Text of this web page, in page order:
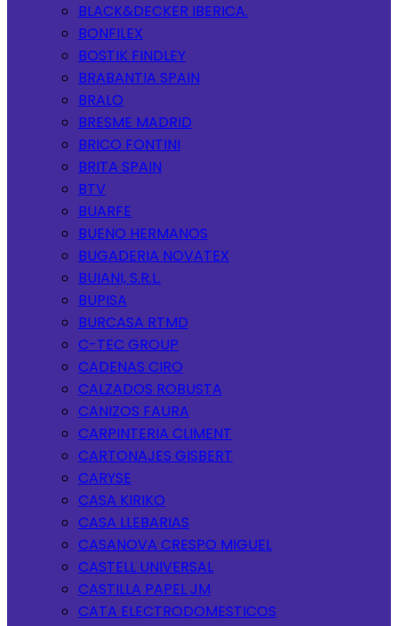
BLACK&DECKER IBERICA.
BONFILEX
BOSTIK FINDLEY
BRABANTIA SPAIN
BRALO
BRESME MADRID
BRICO FONTINI
BRITA SPAIN
BTV
BUARFE
BUENO HERMANOS
BUGADERIA NOVATEX
BUIANI, S.R.L.
BUPISA
BURCASA RTMD
C-TEC GROUP
CADENAS CIRO
CALZADOS ROBUSTA
CANIZOS FAURA
CARPINTERIA CLIMENT
CARTONAJES GISBERT
CARYSE
CASA KIRIKO
CASA LLEBARIAS
CASANOVA CRESPO MIGUEL
CASTELL UNIVERSAL
CASTILLA PAPEL JM
CATA ELECTRODOMESTICOS